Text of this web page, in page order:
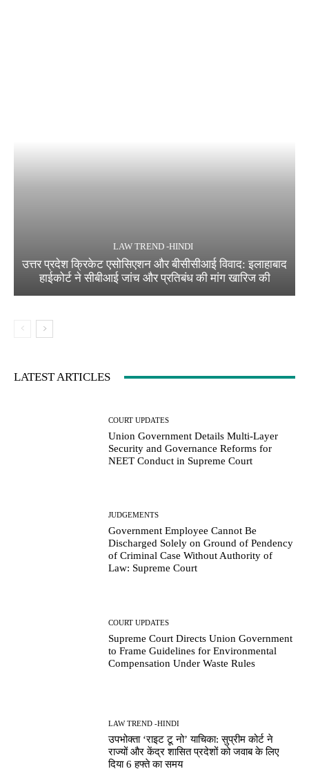
LAW TREND -HINDI
उत्तर प्रदेश क्रिकेट एसोसिएशन और बीसीसीआई विवाद: इलाहाबाद
हाईकोर्ट ने सीबीआई जांच और प्रतिबंध की मांग खारिज की
LATEST ARTICLES
COURT UPDATES
Union Government Details Multi-Layer
Security and Governance Reforms for
NEET Conduct in Supreme Court
JUDGEMENTS
Government Employee Cannot Be
Discharged Solely on Ground of Pendency
of Criminal Case Without Authority of
Law: Supreme Court
COURT UPDATES
Supreme Court Directs Union Government
to Frame Guidelines for Environmental
Compensation Under Waste Rules
LAW TREND -HINDI
उपभोक्ता ‘राइट टू नो’ याचिका: सुप्रीम कोर्ट ने
राज्यों और केंद्र शासित प्रदेशों को जवाब के लिए
दिया 6 हफ्ते का समय